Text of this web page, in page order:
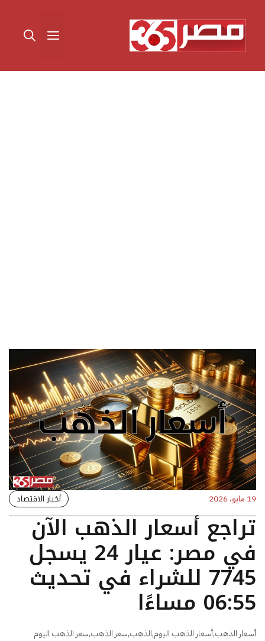
المحتوى القائمة
19 مايو، 2026 أخبار الاقتصاد
تراجع أسعار الذهب الآن
في مصر: عيار 24 يسجل
7745 للشراء في تحديث
06:55 مساءًا
أسعار الذهب,أسعار الذهب اليوم,الذهب,سعر الذهب,سعر الذهب اليوم